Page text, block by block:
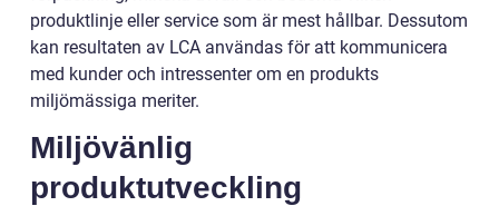
produktlinje eller service som är mest hållbar. Dessutom
kan resultaten av LCA användas för att kommunicera
med kunder och intressenter om en produkts
miljömässiga meriter.
Miljövänlig
produktutveckling